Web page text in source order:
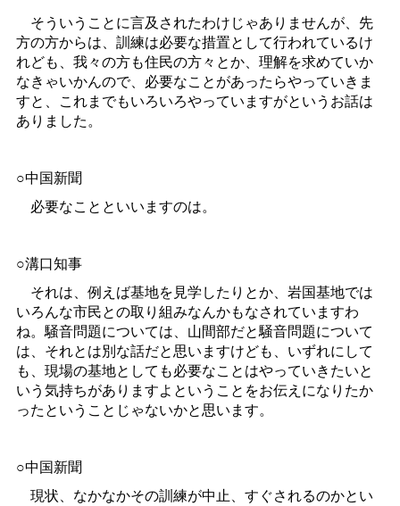
そういうことに言及されたわけじゃありませんが、先
方の方からは、訓練は必要な措置として行われているけ
れども、我々の方も住民の方々とか、理解を求めていか
なきゃいかんので、必要なことがあったらやっていきま
すと、これまでもいろいろやっていますがというお話は
ありました。
○中国新聞
必要なことといいますのは。
○溝口知事
それは、例えば基地を見学したりとか、岩国基地では
いろんな市民との取り組みなんかもなされていますわ
ね。騒音問題については、山間部だと騒音問題について
は、それとは別な話だと思いますけども、いずれにして
も、現場の基地としても必要なことはやっていきたいと
いう気持ちがありますよということをお伝えになりたか
ったということじゃないかと思います。
○中国新聞
現状、なかなかその訓練が中止、すぐされるのかとい